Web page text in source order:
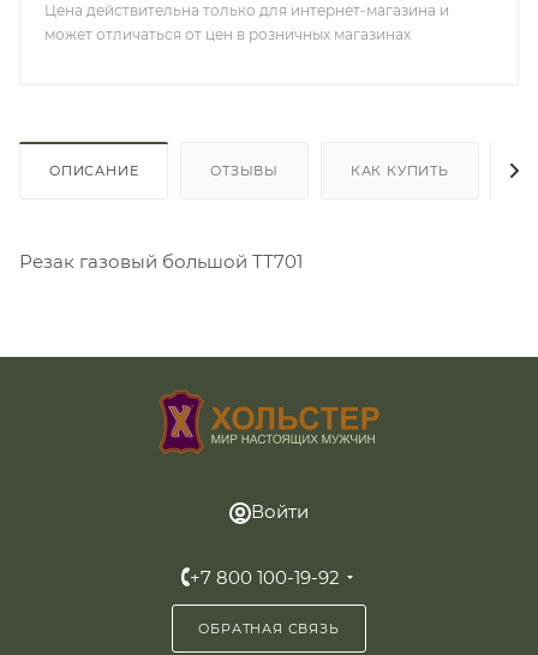
Цена действительна только для интернет-магазина и
может отличаться от цен в розничных магазинах
ОПИСАНИЕ ОТЗЫВЫ КАК КУПИТЬ
Резак газовый большой ТТ701
Войти
+7 800 100-19-92
ОБРАТНАЯ СВЯЗЬ